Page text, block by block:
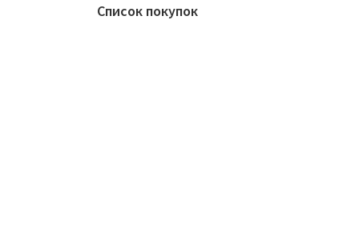
Список покупок